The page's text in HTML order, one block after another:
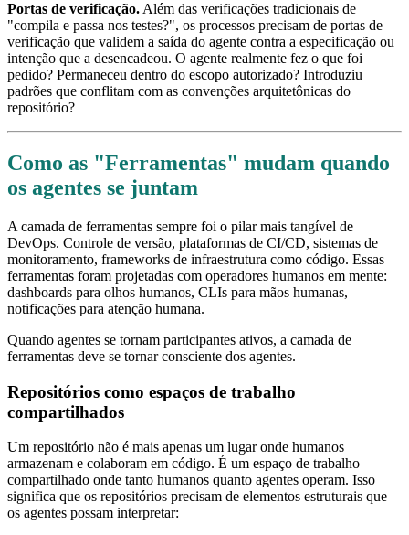
Portas de verificação. Além das verificações tradicionais de
"compila e passa nos testes?", os processos precisam de portas de
verificação que validem a saída do agente contra a especificação ou
intenção que a desencadeou. O agente realmente fez o que foi
pedido? Permaneceu dentro do escopo autorizado? Introduziu
padrões que conflitam com as convenções arquitetônicas do
repositório?
Como as "Ferramentas" mudam quando
os agentes se juntam
A camada de ferramentas sempre foi o pilar mais tangível de
DevOps. Controle de versão, plataformas de CI/CD, sistemas de
monitoramento, frameworks de infraestrutura como código. Essas
ferramentas foram projetadas com operadores humanos em mente:
dashboards para olhos humanos, CLIs para mãos humanas,
notificações para atenção humana.
Quando agentes se tornam participantes ativos, a camada de
ferramentas deve se tornar consciente dos agentes.
Repositórios como espaços de trabalho
compartilhados
Um repositório não é mais apenas um lugar onde humanos
armazenam e colaboram em código. É um espaço de trabalho
compartilhado onde tanto humanos quanto agentes operam. Isso
significa que os repositórios precisam de elementos estruturais que
os agentes possam interpretar: